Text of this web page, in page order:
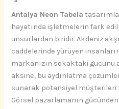
Antalya Neon Tabela
hayatında işletmelerin fark
unsurlardan biridir. Akdeniz
caddelerinde yürüyen
markanızın sokaktaki gücünü
aksine, bu aydınlatma
sunarak potansiyel müşterileri
Görsel pazarlamanın